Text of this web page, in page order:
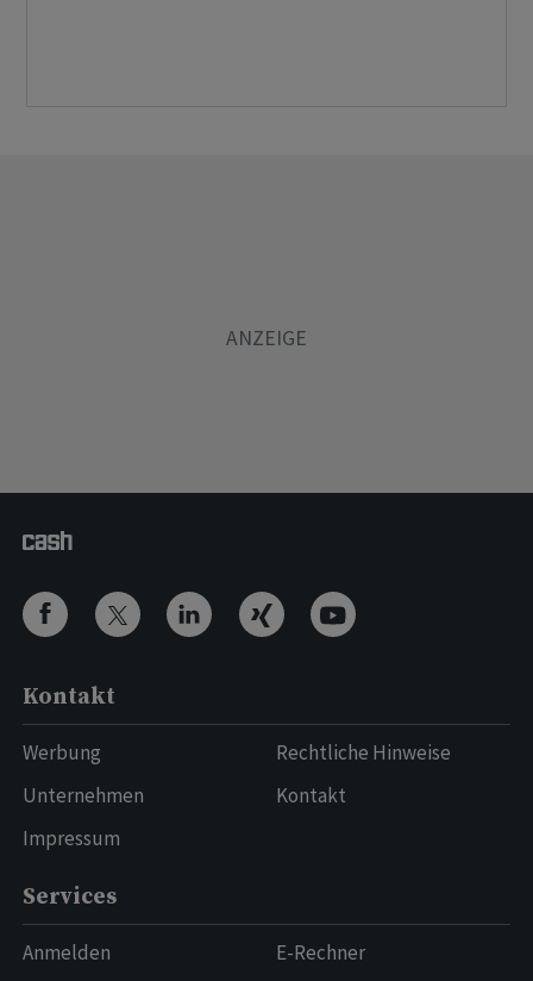
Kontakt
Werbung
Unternehmen
Impressum
Rechtliche Hinweise
Kontakt
Services
Anmelden
E-Rechner